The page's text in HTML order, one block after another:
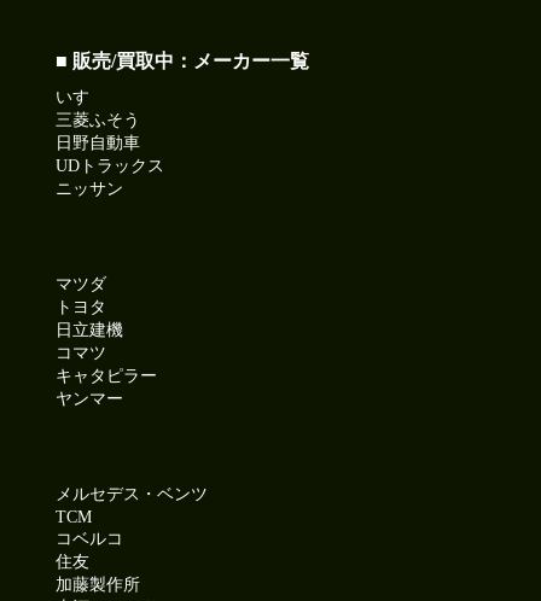
■ 販売/買取中：メーカー一覧
いすゞ
三菱ふそう
日野自動車
UDトラックス
ニッサン
マツダ
トヨタ
日立建機
コマツ
キャタピラー
ヤンマー
メルセデス・ベンツ
TCM
コベルコ
住友
加藤製作所